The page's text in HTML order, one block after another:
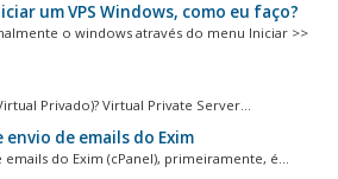
um VPS Windows, como eu faço?
o windows através do menu Iniciar >>
Privado)? Virtual Private Server...
de emails do Exim
emails do Exim (cPanel), primeiramente, é...